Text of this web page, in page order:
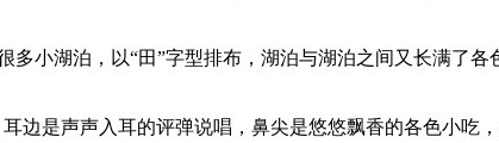
小湖泊，以“田”字型排布，湖泊与湖泊之间又长满了各
边是声声入耳的评弹说唱，鼻尖是悠悠飘香的各色小吃